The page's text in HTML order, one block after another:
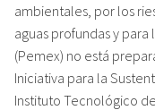
ambientales, por los
aguas profundas y
(Pemex) no está
Iniciativa para la
Instituto Tecnológico